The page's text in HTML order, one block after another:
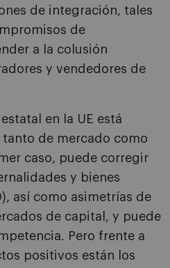
de integración, tales
de
a la colusión
y vendedores de
en la UE está
de mercado como
caso, puede corregir
y bienes
así como asimetrías de
de capital, y puede
Pero frente a
positivos están los